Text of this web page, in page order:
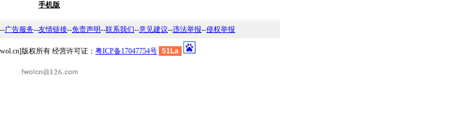
手机版
--广告服务--友情链接--免责声明--联系我们--意见建议--违法举报--侵权举报
版权所有 经营许可证： 粤ICP备17047754号 51La